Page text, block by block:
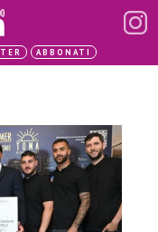
ABBONATI